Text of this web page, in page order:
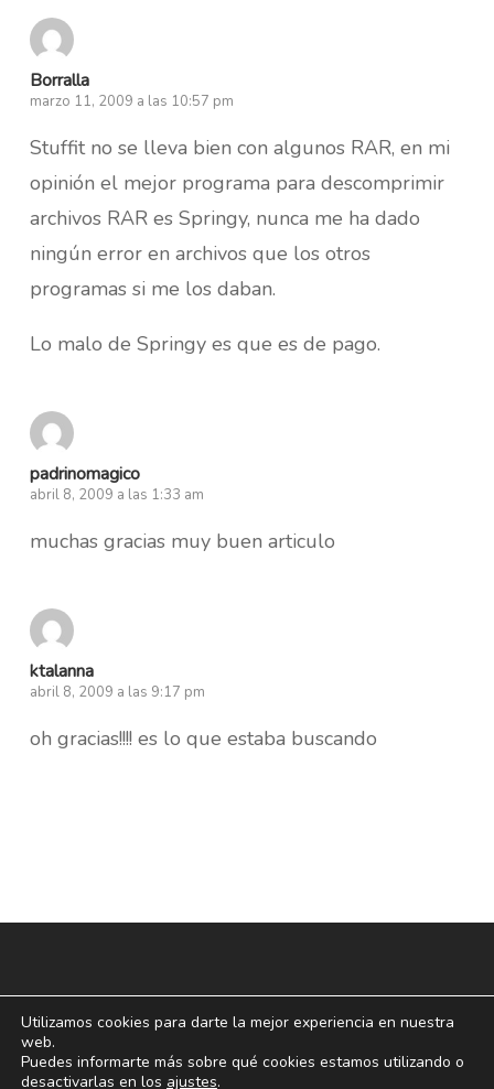
Borralla
marzo 11, 2009 a las 10:57 pm
Stuffit no se lleva bien con algunos RAR, en mi
opinión el mejor programa para descomprimir
archivos RAR es Springy, nunca me ha dado
ningún error en archivos que los otros
programas si me los daban.
Lo malo de Springy es que es de pago.
padrinomagico
abril 8, 2009 a las 1:33 am
muchas gracias muy buen articulo
ktalanna
abril 8, 2009 a las 9:17 pm
oh gracias!!!! es lo que estaba buscando
Utilizamos cookies para darte la mejor experiencia en nuestra
web.
Puedes informarte más sobre qué cookies estamos utilizando o
desactivarlas en los ajustes.